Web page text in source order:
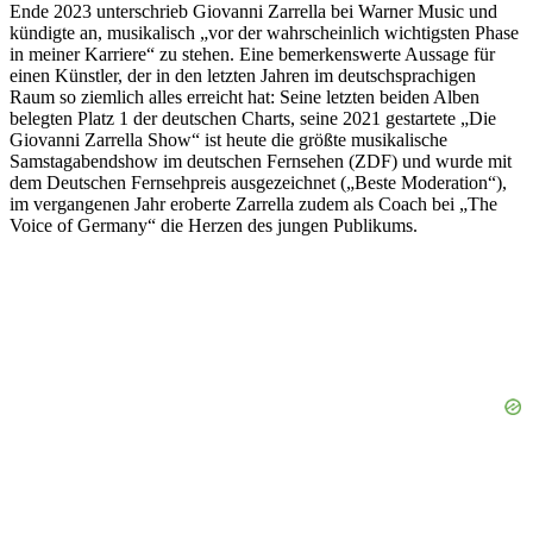
Ende 2023 unterschrieb Giovanni Zarrella bei Warner Music und
kündigte an, musikalisch „vor der wahrscheinlich wichtigsten Phase
in meiner Karriere“ zu stehen. Eine bemerkenswerte Aussage für
einen Künstler, der in den letzten Jahren im deutschsprachigen
Raum so ziemlich alles erreicht hat: Seine letzten beiden Alben
belegten Platz 1 der deutschen Charts, seine 2021 gestartete „Die
Giovanni Zarrella Show“ ist heute die größte musikalische
Samstagabendshow im deutschen Fernsehen (ZDF) und wurde mit
dem Deutschen Fernsehpreis ausgezeichnet („Beste Moderation“),
im vergangenen Jahr eroberte Zarrella zudem als Coach bei „The
Voice of Germany“ die Herzen des jungen Publikums.